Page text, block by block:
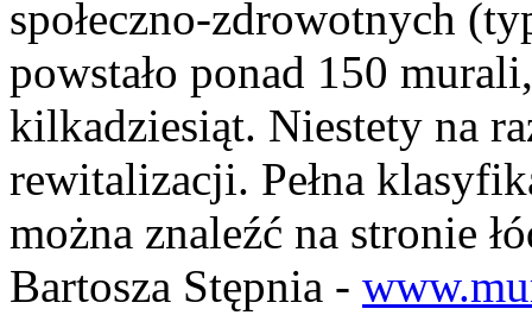
społeczno-zdrowotnych
powstało ponad 150
kilkadziesiąt. Niestety na
rewitalizacji. Pełna
można znaleźć na stronie
Bartosza Stępnia -